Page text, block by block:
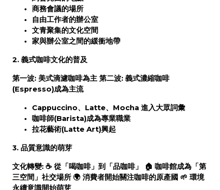
商務會議的場所
自由工作者的辦公室
文青聚集的文化空間
家與辦公室之間的緩衝地帶
2. 義式咖啡文化的普及
第一波: 美式滴濾咖啡為主 第二波: 義式濃縮咖啡
(Espresso)成為主流
Cappuccino、Latte、Mocha 進入大眾詞彙
咖啡師(Barista)成為專業職業
拉花藝術(Latte Art)興起
3. 品質意識的萌芽
文化轉變: ☕ 從「喝咖啡」到「品咖啡」 🏠 咖啡館成為「第
三空間」社交場所 🌍 消費者開始關注咖啡的原產國 🌱 環境
永續意識開始萌芽